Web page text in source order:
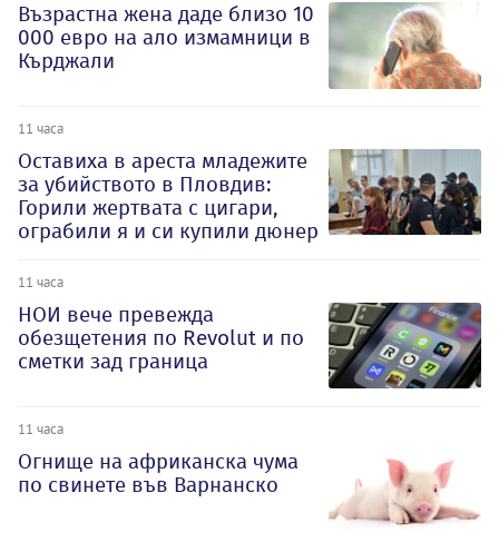
Възрастна жена даде близо 10
000 евро на ало измамници в
Кърджали
11 часа
Оставиха в ареста младежите
за убийството в Пловдив:
Горили жертвата с цигари,
ограбили я и си купили дюнер
11 часа
НОИ вече превежда
обезщетения по Revolut и по
сметки зад граница
11 часа
Огнище на африканска чума
по свинете във Варнанско